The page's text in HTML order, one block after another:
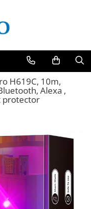
H619C, 10m,
Alexa ,
protector